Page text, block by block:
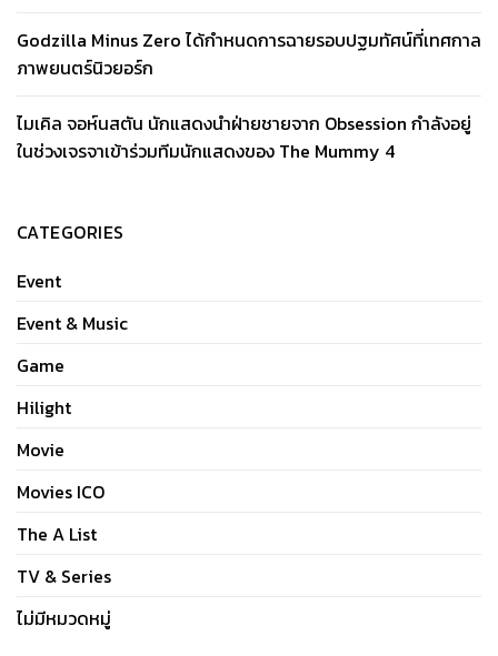
Godzilla Minus Zero ได้กำหนดการฉายรอบปฐมทัศน์ที่เทศกาล
ภาพยนตร์นิวยอร์ก
ไมเคิล จอห์นสตัน นักแสดงนำฝ่ายชายจาก Obsession กำลังอยู่
ในช่วงเจรจาเข้าร่วมทีมนักแสดงของ The Mummy 4
CATEGORIES
Event
Event & Music
Game
Hilight
Movie
Movies ICO
The A List
TV & Series
ไม่มีหมวดหมู่